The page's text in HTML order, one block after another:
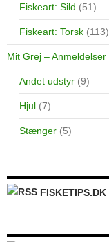
Fiskeart: Sild (51)
Fiskeart: Torsk (113)
Mit Grej – Anmeldelser
Andet udstyr (9)
Hjul (7)
Stænger (5)
FISKETIPS.DK